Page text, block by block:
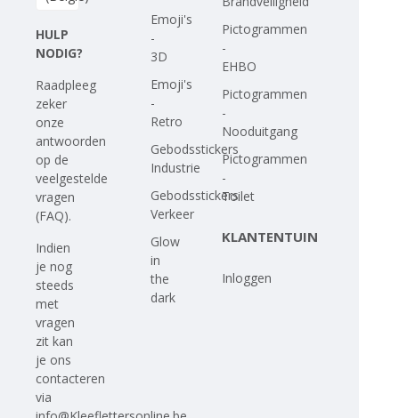
HULP
NODIG?
Raadpleeg
zeker
onze
antwoorden
op de
veelgestelde
vragen
(FAQ).
Indien
je nog
steeds
met
vragen
zit kan
je ons
contacteren
via
Emoji's
-
3D
Emoji's
-
Retro
Gebodsstickers
Industrie
Gebodsstickers
Verkeer
Glow
in
the
dark
Pictogrammen
-
EHBO
Pictogrammen
-
Nooduitgang
Pictogrammen
-
Toilet
KLANTENTUIN
Inloggen